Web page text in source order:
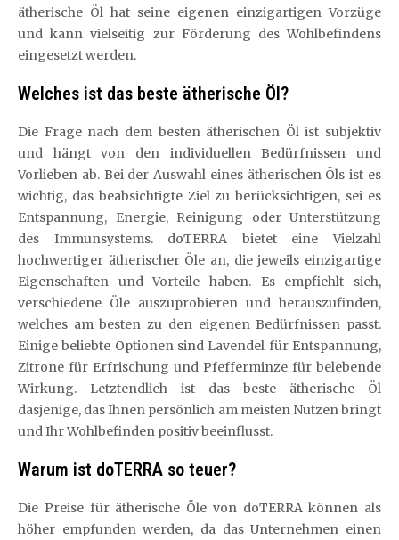
ätherische Öl hat seine eigenen einzigartigen Vorzüge
und kann vielseitig zur Förderung des Wohlbefindens
eingesetzt werden.
Welches ist das beste ätherische Öl?
Die Frage nach dem besten ätherischen Öl ist subjektiv
und hängt von den individuellen Bedürfnissen und
Vorlieben ab. Bei der Auswahl eines ätherischen Öls ist es
wichtig, das beabsichtigte Ziel zu berücksichtigen, sei es
Entspannung, Energie, Reinigung oder Unterstützung
des Immunsystems. doTERRA bietet eine Vielzahl
hochwertiger ätherischer Öle an, die jeweils einzigartige
Eigenschaften und Vorteile haben. Es empfiehlt sich,
verschiedene Öle auszuprobieren und herauszufinden,
welches am besten zu den eigenen Bedürfnissen passt.
Einige beliebte Optionen sind Lavendel für Entspannung,
Zitrone für Erfrischung und Pfefferminze für belebende
Wirkung. Letztendlich ist das beste ätherische Öl
dasjenige, das Ihnen persönlich am meisten Nutzen bringt
und Ihr Wohlbefinden positiv beeinflusst.
Warum ist doTERRA so teuer?
Die Preise für ätherische Öle von doTERRA können als
höher empfunden werden, da das Unternehmen einen